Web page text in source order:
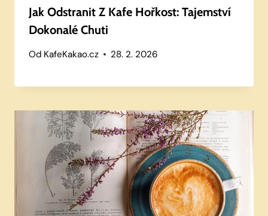
Jak Odstranit Z Kafe Hořkost: Tajemství
Dokonalé Chuti
Od KafeKakao.cz 28. 2. 2026